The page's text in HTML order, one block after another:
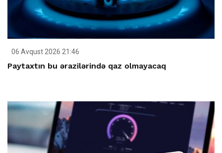
06 Avqust 2026 21:46
Paytaxtın bu ərazilərində qaz olmayacaq